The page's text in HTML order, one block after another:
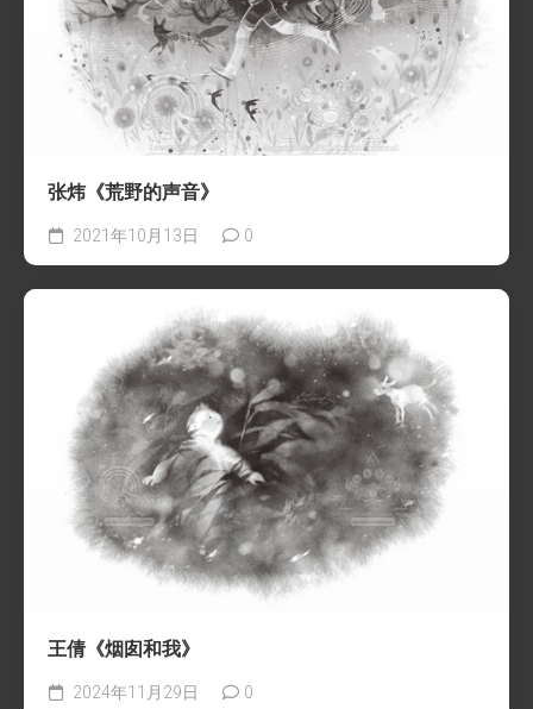
张炜《荒野的声音》
2021年10月13日 0
王倩《烟囱和我》
2024年11月29日 0